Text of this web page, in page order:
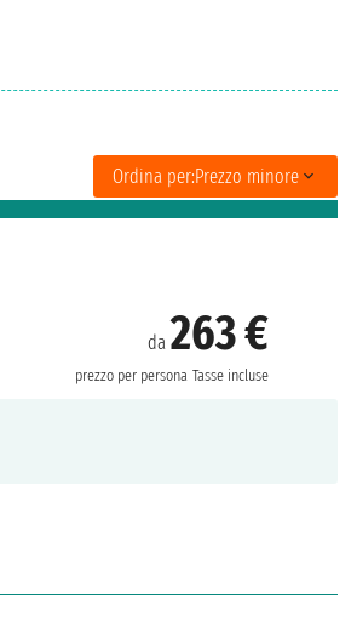
Ordina per:Prezzo minore
da263 €
prezzo per persona Tasse incluse